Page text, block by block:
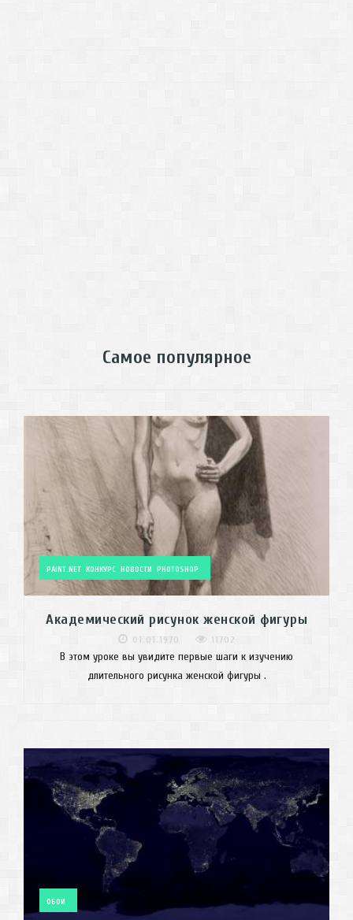
Самое популярное
PAINT.NET КОНКУРС НОВОСТИ PHOTOSHOP
Академический рисунок женской фигуры
01.01.1970 11702
В этом уроке вы увидите первые шаги к изучению
длительного рисунка женской фигуры .
ОБОИ